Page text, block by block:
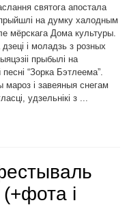
святога апостала
на думку халодным
мёрскага Дома культуры.
і моладзь з розных
прыбылі на
“Зорка Бэтлеема”.
і завеяныя снегам
удзельнікі з ...
і